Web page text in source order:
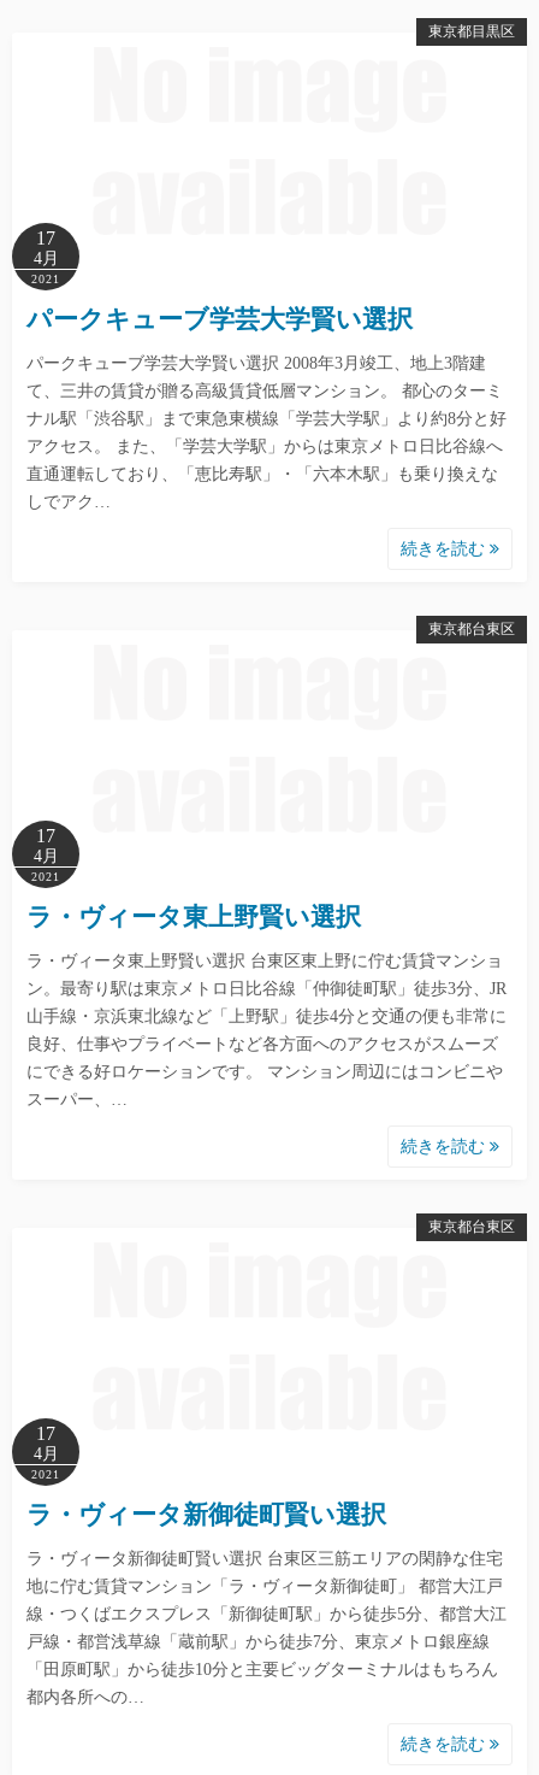
東京都目黒区
17
4月
2021
パークキューブ学芸大学賢い選択
パークキューブ学芸大学賢い選択 2008年3月竣工、地上3階建
て、三井の賃貸が贈る高級賃貸低層マンション。 都心のターミ
ナル駅「渋谷駅」まで東急東横線「学芸大学駅」より約8分と好
アクセス。 また、「学芸大学駅」からは東京メトロ日比谷線へ
直通運転しており、「恵比寿駅」・「六本木駅」も乗り換えな
しでアク…
続きを読む
東京都台東区
17
4月
2021
ラ・ヴィータ東上野賢い選択
ラ・ヴィータ東上野賢い選択 台東区東上野に佇む賃貸マンショ
ン。最寄り駅は東京メトロ日比谷線「仲御徒町駅」徒歩3分、JR
山手線・京浜東北線など「上野駅」徒歩4分と交通の便も非常に
良好、仕事やプライベートなど各方面へのアクセスがスムーズ
にできる好ロケーションです。 マンション周辺にはコンビニや
スーパー、…
続きを読む
東京都台東区
17
4月
2021
ラ・ヴィータ新御徒町賢い選択
ラ・ヴィータ新御徒町賢い選択 台東区三筋エリアの閑静な住宅
地に佇む賃貸マンション「ラ・ヴィータ新御徒町」 都営大江戸
線・つくばエクスプレス「新御徒町駅」から徒歩5分、都営大江
戸線・都営浅草線「蔵前駅」から徒歩7分、東京メトロ銀座線
「田原町駅」から徒歩10分と主要ビッグターミナルはもちろん
都内各所への…
続きを読む